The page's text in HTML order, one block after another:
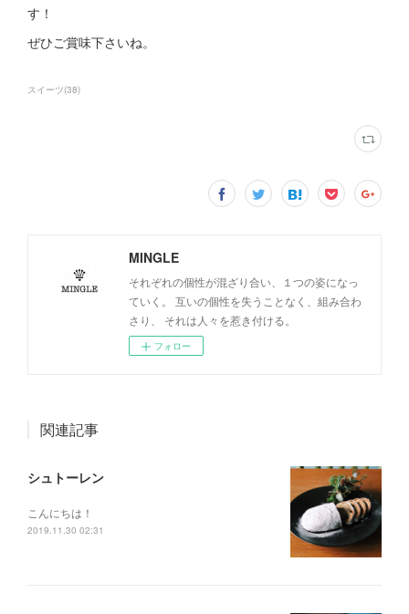
す！
ぜひご賞味下さいね。
スイーツ(38)
MINGLE
それぞれの個性が混ざり合い、１つの姿になっ
ていく。 互いの個性を失うことなく、組み合わ
さり、 それは人々を惹き付ける。
フォロー
関連記事
シュトーレン
こんにちは！
2019.11.30 02:31